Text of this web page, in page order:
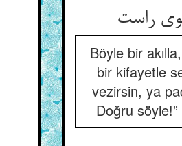
راست‏
Böyle bir
bir kifayetle
vezirsin, ya
Doğru